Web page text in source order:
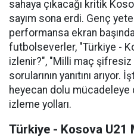
sahaya çıkacağı kritik
sayım sona erdi. Genç
performansa ekran
futbolseverler, "Türkiye -
izlenir?", "Milli maç şifresiz
sorularının yanıtını
heyecan dolu mücadeleye
izleme yolları.
Türkiye - Kosova U21